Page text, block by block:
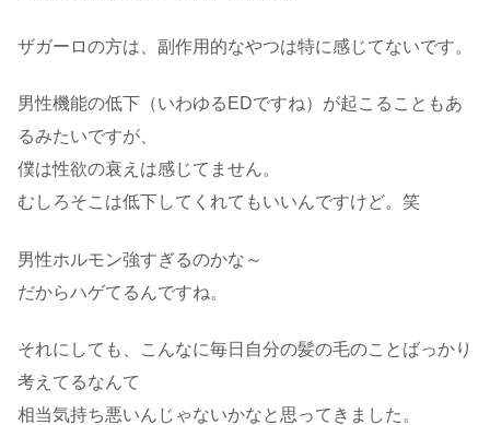
ザガーロの方は、副作用的なやつは特に感じてないです。
男性機能の低下（いわゆるEDですね）が起こることもあ
るみたいですが、
僕は性欲の衰えは感じてません。
むしろそこは低下してくれてもいいんですけど。笑
男性ホルモン強すぎるのかな～
だからハゲてるんですね。
それにしても、こんなに毎日自分の髪の毛のことばっかり
考えてるなんて
相当気持ち悪いんじゃないかなと思ってきました。